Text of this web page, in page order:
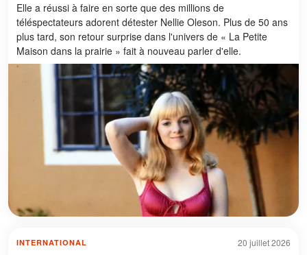
Elle a réussi à faire en sorte que des millions de
téléspectateurs adorent détester Nellie Oleson. Plus de 50 ans
plus tard, son retour surprise dans l'univers de « La Petite
Maison dans la prairie » fait à nouveau parler d'elle.
20 juillet 2026
INTERNATIONAL